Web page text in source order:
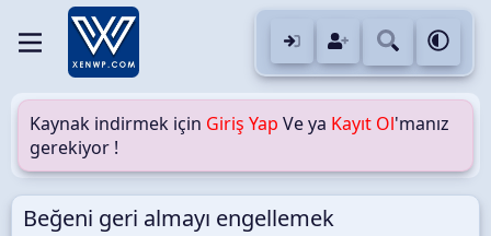
Kaynak indirmek için Giriş Yap Ve ya Kayıt Ol'manız
gerekiyor !
Beğeni geri almayı engellemek